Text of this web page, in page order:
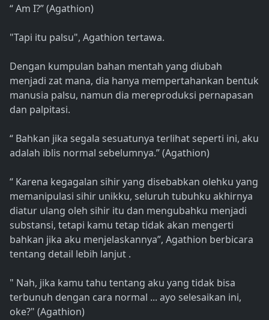
“ Am I?” (Agathion)
"Tapi itu palsu", Agathion tertawa.
Dengan kumpulan bahan mentah yang diubah
menjadi zat mana, dia hanya mempertahankan bentuk
manusia palsu, namun dia mereproduksi pernapasan
dan palpitasi.
“ Bahkan jika segala sesuatunya terlihat seperti ini, aku
adalah iblis normal sebelumnya.” (Agathion)
“ Karena kegagalan sihir yang disebabkan olehku yang
memanipulasi sihir unikku, seluruh tubuhku akhirnya
diatur ulang oleh sihir itu dan mengubahku menjadi
substansi, tetapi kamu tetap tidak akan mengerti
bahkan jika aku menjelaskannya”, Agathion berbicara
tentang detail lebih lanjut .
" Nah, jika kamu tahu tentang aku yang tidak bisa
terbunuh dengan cara normal ... ayo selesaikan ini,
oke?" (Agathion)